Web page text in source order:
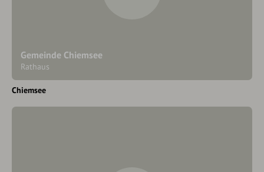
Gemeinde Chiemsee
Rathaus
Chiemsee